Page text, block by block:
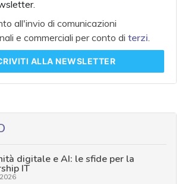
all'invio di comunicazioni
e commerciali per conto diterzi.
ALLA NEWSLETTER
digitale e AI: le sfide per la
IT